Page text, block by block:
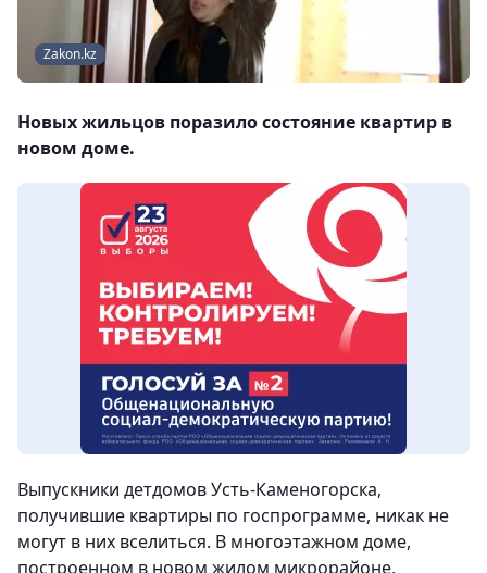
Zakon.kz
Новых жильцов поразило состояние квартир в
новом доме.
Выпускники детдомов Усть-Каменогорска,
получившие квартиры по госпрограмме, никак не
могут в них вселиться. В многоэтажном доме,
построенном в новом жилом микрорайоне,